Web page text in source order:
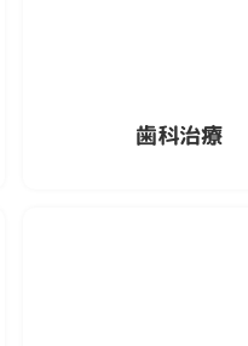
歯科治療